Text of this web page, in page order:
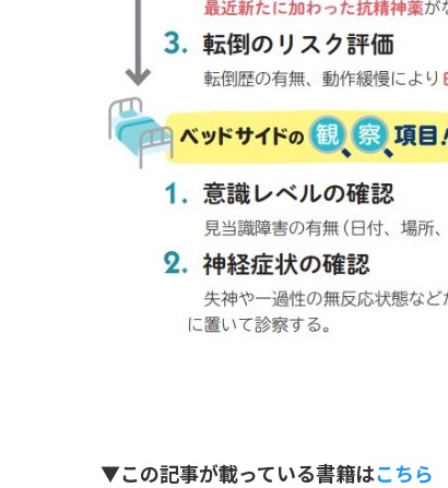
▼この記事が載っている書籍はこちら